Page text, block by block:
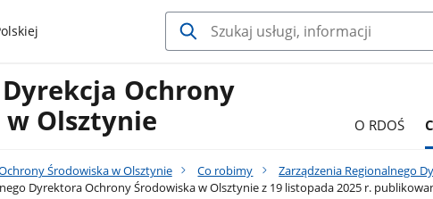
Ochrony
Olsztynie
O RDOŚ
Środowiska w Olsztynie Co robimy Zarządzenia Regionalnego
Dyrektora Ochrony Środowiska w Olsztynie z 19 listopada 2025 r.